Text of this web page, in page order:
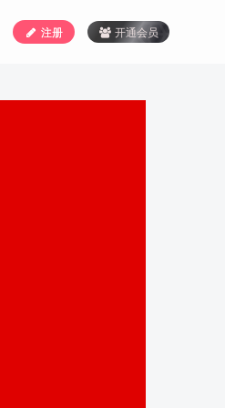
注册 开通会员